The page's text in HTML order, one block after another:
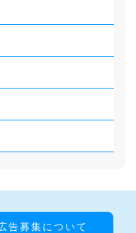
告募集について